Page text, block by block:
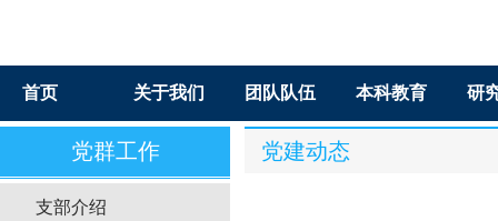
首页 关于我们 团队队伍 本科教育 研
党群工作
支部介绍
党建动态